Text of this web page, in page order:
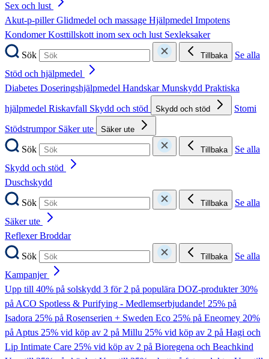
Sex och lust
Akut-p-pillerGlidmedel och massage Hjälpmedel Impotens
KondomerKosttillskott inom sex och lust Sexleksaker
Sök
Tillbaka
Se alla
Stöd och hjälpmedel
Diabetes Doseringshjälpmedel HandskarMunskydd Praktiska
hjälpmedel Riskavfall Skydd och stöd Skydd och stöd
Stomi
Stödstrumpor Säker ute Säker ute
Sök Tillbaka
Se alla
Skydd och stöd
Duschskydd
Sök
Tillbaka
Se alla
Säker ute
ReflexerBroddar
Sök
Tillbaka
Se alla
Kampanjer
Upp till 40% på solskydd 3 för 2 på populära DOZ-produkter30%
på ACO Spotless & Purifying - Medlemserbjudande! 25% på
Isadora 25% på Rosenserien + Sweden Eco 25% på Eneomey 20%
på Aptus 25% vid köp av 2 på Millu 25% vid köp av 2 på Hagi och
Lip Intimate Care 25% vid köp av 2 på Bioregena och Beachkind